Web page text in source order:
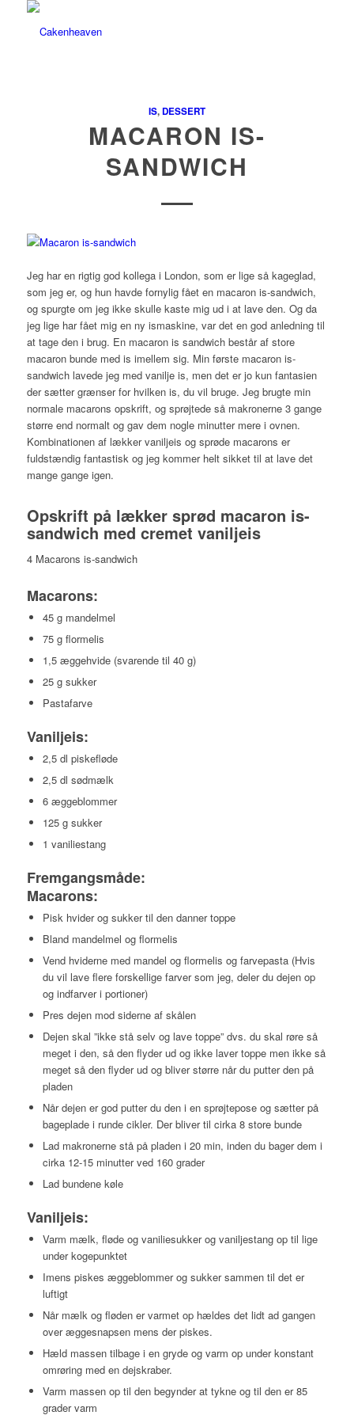
IS,DESSERT
MACARON IS-
SANDWICH
Jeg har en rigtig god kollega i London, som er lige så kageglad,
som jeg er, og hun havde fornylig fået en macaron is-sandwich,
og spurgte om jeg ikke skulle kaste mig ud i at lave den. Og da
jeg lige har fået mig en ny ismaskine, var det en god anledning til
at tage den i brug. En macaron is sandwich består af store
macaron bunde med is imellem sig. Min første macaron is-
sandwich lavede jeg med vanilje is, men det er jo kun fantasien
der sætter grænser for hvilken is, du vil bruge. Jeg brugte min
normale macarons opskrift, og sprøjtede så makronerne 3 gange
større end normalt og gav dem nogle minutter mere i ovnen.
Kombinationen af lækker vaniljeis og sprøde macarons er
fuldstændig fantastisk og jeg kommer helt sikket til at lave det
mange gange igen.
Opskrift på lækker sprød macaron is-
sandwich med cremet vaniljeis
4 Macarons is-sandwich
Macarons:
45 g mandelmel
75 g flormelis
1,5 æggehvide (svarende til 40 g)
25 g sukker
Pastafarve
Vaniljeis:
2,5 dl piskefløde
2,5 dl sødmælk
6 æggeblommer
125 g sukker
1 vaniliestang
Fremgangsmåde:
Macarons:
Pisk hvider og sukker til den danner toppe
Bland mandelmel og flormelis
Vend hviderne med mandel og flormelis og farvepasta (Hvis
du vil lave flere forskellige farver som jeg, deler du dejen op
og indfarver i portioner)
Pres dejen mod siderne af skålen
Dejen skal ”ikke stå selv og lave toppe” dvs. du skal røre så
meget i den, så den flyder ud og ikke laver toppe men ikke så
meget så den flyder ud og bliver større når du putter den på
pladen
Når dejen er god putter du den i en sprøjtepose og sætter på
bageplade i runde cikler. Der bliver til cirka 8 store bunde
Lad makronerne stå på pladen i 20 min, inden du bager dem i
cirka 12-15 minutter ved 160 grader
Lad bundene køle
Vaniljeis:
Varm mælk, fløde og vaniliesukker og vaniljestang op til lige
under kogepunktet
Imens piskes æggeblommer og sukker sammen til det er
luftigt
Når mælk og fløden er varmet op hældes det lidt ad gangen
over æggesnapsen mens der piskes.
Hæld massen tilbage i en gryde og varm op under konstant
omrøring med en dejskraber.
Varm massen op til den begynder at tykne og til den er 85
grader varm